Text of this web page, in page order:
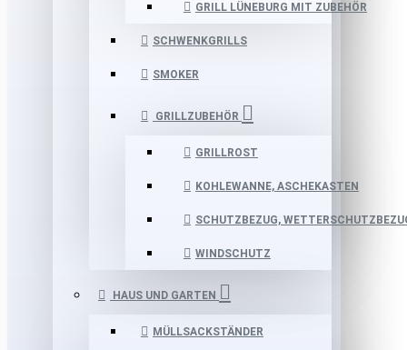
GRILL LÜNEBURG MIT ZUBEHÖR
SCHWENKGRILLS
SMOKER
GRILLZUBEHÖR
GRILLROST
KOHLEWANNE, ASCHEKASTEN
SCHUTZBEZUG,
WINDSCHUTZ
HAUS UND GARTEN
MÜLLSACKSTÄNDER